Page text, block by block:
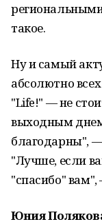
такое.
Ну и самый
абсолютно
"Life!" — не
выходным
благодарны",
"Лучше, если
"спасибо" вам",
Юния